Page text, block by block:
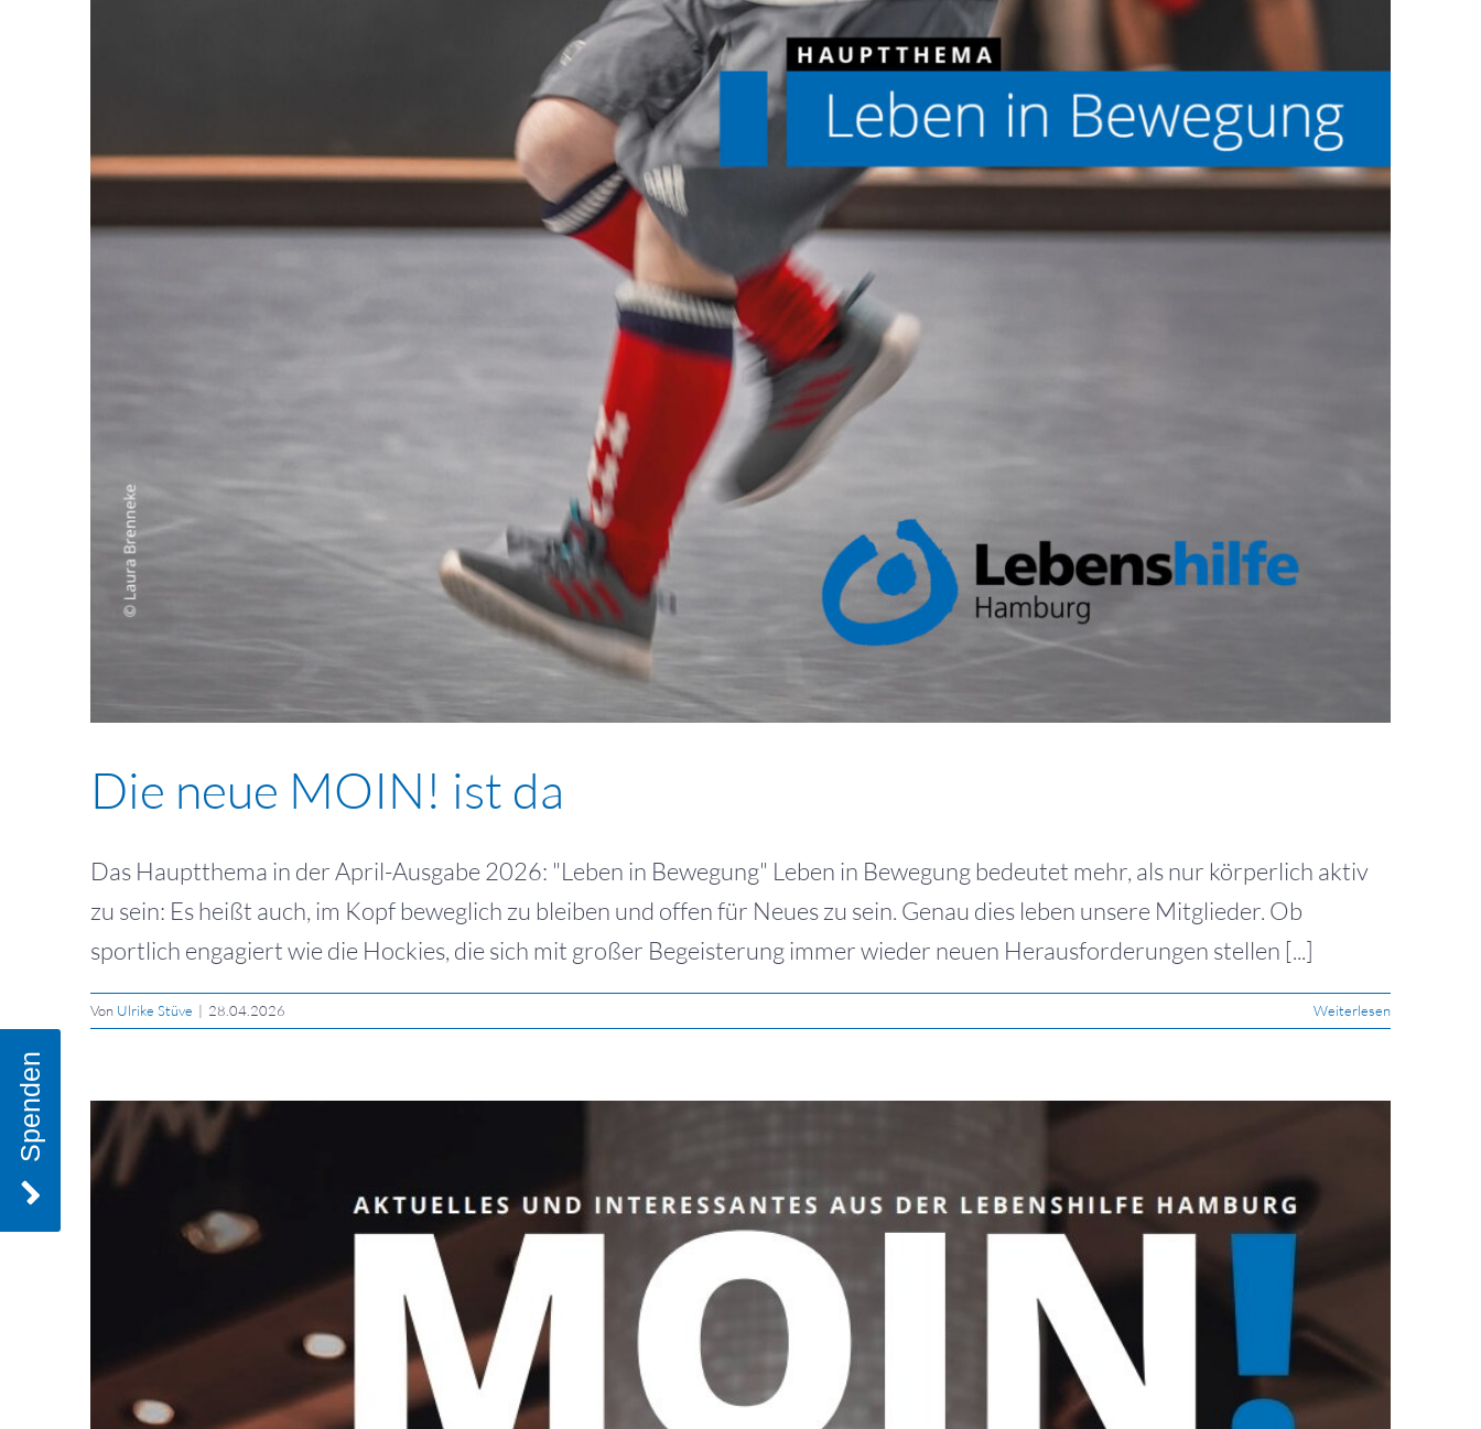
Die neue MOIN! ist da
Das Hauptthema in der April-Ausgabe 2026: "Leben in Bewegung" Leben in Bewegung bedeutet mehr, als nur körperlich aktiv
zu sein: Es heißt auch, im Kopf beweglich zu bleiben und offen für Neues zu sein. Genau dies leben unsere Mitglieder. Ob
sportlich engagiert wie die Hockies, die sich mit großer Begeisterung immer wieder neuen Herausforderungen stellen [...]
Von Ulrike Stüve | 28.04.2026 Weiterlesen
Spenden